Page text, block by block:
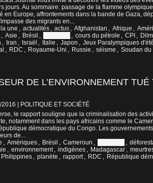
jours. Au sommaire: passage de la flamme
en Europe, affrontements dans la bande de Gaza,
des migrants en...
une , actualités , actus , Afghanistan , Afrique ,
, Asie , Brésil , , cours du pétrole , CPI ,
, Iran , Israël , Italie , Japon , Jeux Paralympiques
, RDC , Royaume-Uni , Russie , séisme , Soudan du
DE L’ENVIRONNEMENT
2016
POLITIQUE ET SOCIÉTÉ
le rapport souligne que la criminalisation des
notamment dans les pays africains comme le
démocratique du Congo. Les
de...
, Amériques , Brésil , Cameroun , ,
, environnement , indigènes , Madagascar ,
Philippines , planète , rapport , RDC , République